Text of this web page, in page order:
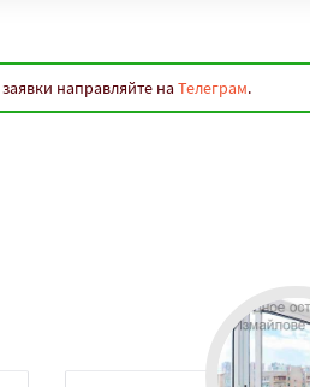
направляйте на Телеграм.